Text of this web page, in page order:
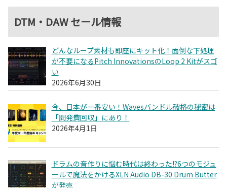
DTM・DAW セール情報
どんなループ素材も即座にキット化！面倒な下処理
が不要になるPitch InnovationsのLoop 2 Kitがスゴ
い
2026年6月30日
今、日本が一番安い！Wavesバンドル破格の秘密は
「開発費回収」にあり！
2026年4月1日
ドラムの音作りに悩む時代は終わった!?6つのモジュ
ールで魔法をかけるXLN Audio DB-30 Drum Butter
が発売